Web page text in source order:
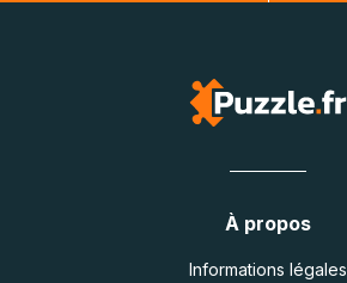
À propos
Informations légales